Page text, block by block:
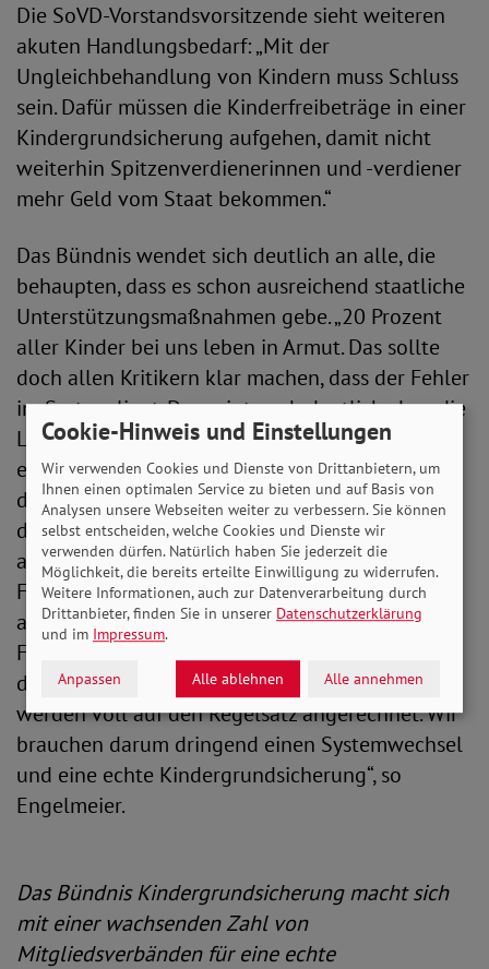
Die SoVD-Vorstandsvorsitzende sieht weiteren
akuten Handlungsbedarf: „Mit der
Ungleichbehandlung von Kindern muss Schluss
sein. Dafür müssen die Kinderfreibeträge in einer
Kindergrundsicherung aufgehen, damit nicht
weiterhin Spitzenverdienerinnen und -verdiener
mehr Geld vom Staat bekommen.“
Das Bündnis wendet sich deutlich an alle, die
behaupten, dass es schon ausreichend staatliche
Unterstützungsmaßnahmen gebe. „20 Prozent
aller Kinder bei uns leben in Armut. Das sollte
doch allen Kritikern klar machen, dass der Fehler
im System liegt. Das zeigt auch deutlich, dass die
Leistungen nicht ausreichen. Um Kinderarmut
effektiv bekämpfen zu können, müssen wir also
dringend das kindliche Existenzminimum neu
definieren. Und in der öffentlichen Debatte wird
auch allzu gerne verschwiegen, dass viele der
Förderungen vom Staat aktuell gegeneinander
aufgerechnet werden. So profitieren Kinder in
Familien, die Bürgergeld empfangen, nicht von
der Kindergelderhöhung. Denn die 250 Euro
werden voll auf den Regelsatz angerechnet. Wir
brauchen darum dringend einen Systemwechsel
und eine echte Kindergrundsicherung“, so
Engelmeier.
Das Bündnis Kindergrundsicherung macht sich
mit einer wachsenden Zahl von
Mitgliedsverbänden für eine echte
Cookie-Hinweis und Einstellungen
Wir verwenden Cookies und Dienste von Drittanbietern, um
Ihnen einen optimalen Service zu bieten und auf Basis von
Analysen unsere Webseiten weiter zu verbessern. Sie können
selbst entscheiden, welche Cookies und Dienste wir
verwenden dürfen. Natürlich haben Sie jederzeit die
Möglichkeit, die bereits erteilte Einwilligung zu widerrufen.
Weitere Informationen, auch zur Datenverarbeitung durch
Drittanbieter, finden Sie in unserer Datenschutzerklärung
und im Impressum.
Anpassen Alle ablehnen Alle annehmen